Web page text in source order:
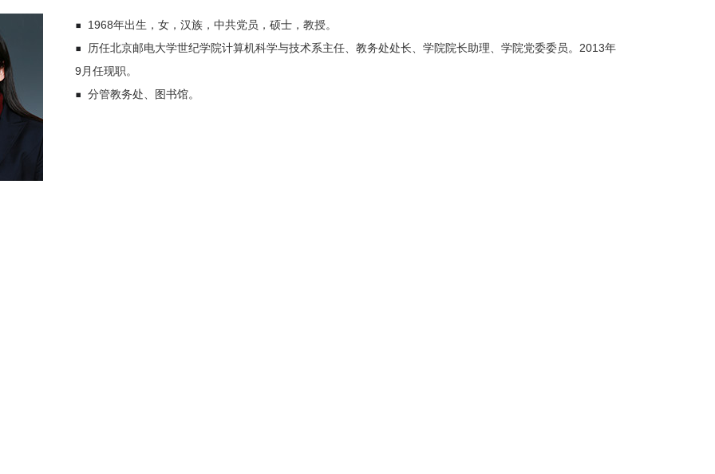
▪ 1968年出生，女，汉族，中共党员，硕士，教授。
▪
历任北京邮电大学世纪学院计算机科学与技术系主任、教务处处长、学院院长助理、学院党委委员。2013年
9月任现职。
▪ 分管教务处、图书馆。